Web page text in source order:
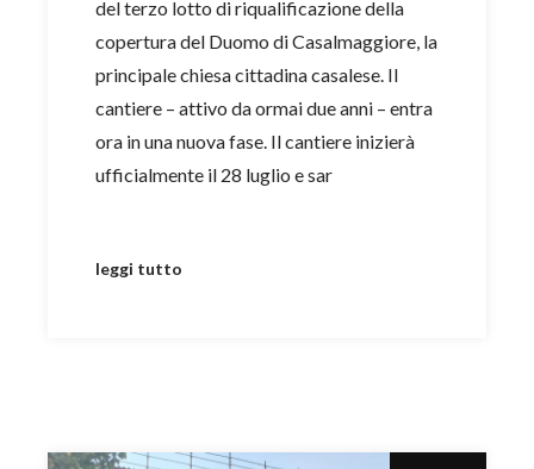
del terzo lotto di riqualificazione della
copertura del Duomo di Casalmaggiore, la
principale chiesa cittadina casalese. Il
cantiere – attivo da ormai due anni – entra
ora in una nuova fase. Il cantiere inizierà
ufficialmente il 28 luglio e sar
leggi tutto